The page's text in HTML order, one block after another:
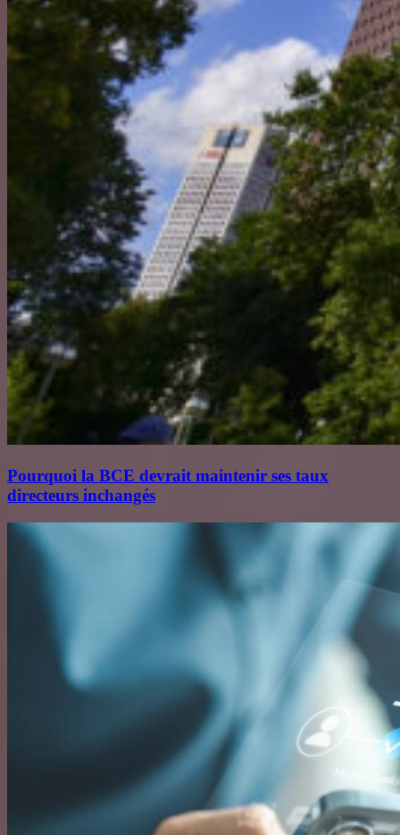
Pourquoi la BCE devrait maintenir ses taux
directeurs inchangés